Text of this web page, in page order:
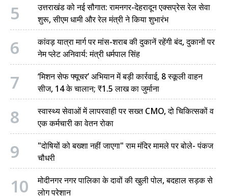
5
उत्तराखंड को नई सौगात: रामनगर-देहरादून एक्सप्रेस रेल सेवा
शुरू, सीएम धामी और रेल मंत्री ने किया शुभारंभ
6
कांवड़ यात्रा मार्ग पर मांस-शराब की दुकानें रहेंगी बंद, दुकानों पर
नेम प्लेट अनिवार्य: मंत्री धर्मपाल सिंह
7
‘मिशन सेफ फ्यूचर’ अभियान में बड़ी कार्रवाई, 8 स्कूली वाहन
सीज, 14 के चालान; ₹1.5 लाख का जुर्माना
8
स्वास्थ्य सेवाओं में लापरवाही पर सख्त CMO, दो चिकित्सकों व
एक कर्मचारी का वेतन रोका
9
"दोषियों को बख्शा नहीं जाएगा" राम मंदिर मामले पर बोले- पंकज
चौधरी
10
मोदीनगर नगर पालिका के दावों की खुली पोल, बदहाल सड़क से
लोग परेशान